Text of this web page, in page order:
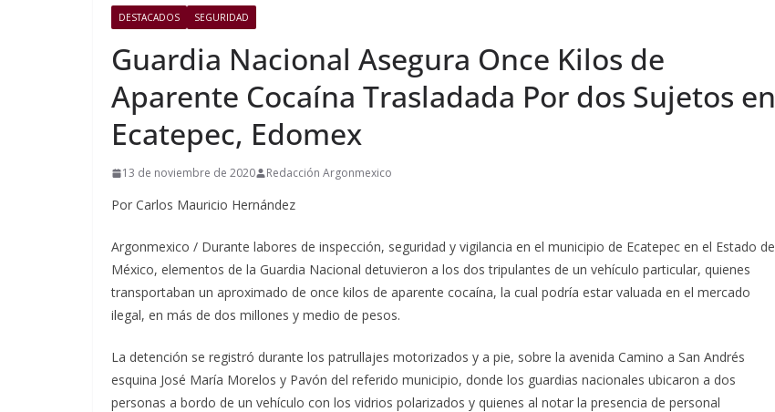
DESTACADOS SEGURIDAD
Guardia Nacional Asegura Once Kilos de
Aparente Cocaína Trasladada Por dos Sujetos en
Ecatepec, Edomex
13 de noviembre de 2020 Redacción Argonmexico
Por Carlos Mauricio Hernández
Argonmexico / Durante labores de inspección, seguridad y vigilancia en el municipio de Ecatepec en el Estado de
México, elementos de la Guardia Nacional detuvieron a los dos tripulantes de un vehículo particular, quienes
transportaban un aproximado de once kilos de aparente cocaína, la cual podría estar valuada en el mercado
ilegal, en más de dos millones y medio de pesos.
La detención se registró durante los patrullajes motorizados y a pie, sobre la avenida Camino a San Andrés
esquina José María Morelos y Pavón del referido municipio, donde los guardias nacionales ubicaron a dos
personas a bordo de un vehículo con los vidrios polarizados y quienes al notar la presencia de personal